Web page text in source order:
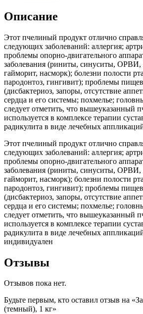
Описание
Этот пчелиный продукт отлично
следующих заболеваний: аллергия;
проблемы опорно-двигательного
заболевания (риниты, синуситы, ОРВИ,
гайморит, насморк); болезни полости
пародонтоз, гингивит); проблемы
(дисбактериоз, запоры, отсутствие
сердца и его системы; похмелье;
следует отметить, что вышеуказанный
используется в комплексе терапии
радикулита в виде лечебных
Этот пчелиный продукт отлично
следующих заболеваний: аллергия;
проблемы опорно-двигательного
заболевания (риниты, синуситы, ОРВИ,
гайморит, насморк); болезни полости
пародонтоз, гингивит); проблемы
(дисбактериоз, запоры, отсутствие
сердца и его системы; похмелье;
следует отметить, что вышеуказанный
используется в комплексе терапии
радикулита в виде лечебных
индивидуален
Отзывы
Отзывов пока нет.
Будьте первым, кто оставил отзыв на
(темный), 1 кг»